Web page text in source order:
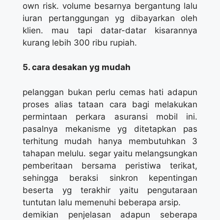
own risk. volume besarnya bergantung lalu
iuran pertanggungan yg dibayarkan oleh
klien. mau tapi datar-datar kisarannya
kurang lebih 300 ribu rupiah.
5. cara desakan yg mudah
pelanggan bukan perlu cemas hati adapun
proses alias tataan cara bagi melakukan
permintaan perkara asuransi mobil ini.
pasalnya mekanisme yg ditetapkan pas
terhitung mudah hanya membutuhkan 3
tahapan melulu. segar yaitu melangsungkan
pemberitaan bersama peristiwa terikat,
sehingga beraksi sinkron kepentingan
beserta yg terakhir yaitu pengutaraan
tuntutan lalu memenuhi beberapa arsip.
demikian penjelasan adapun seberapa